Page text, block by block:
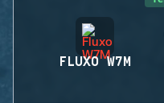
FLUXO W7M